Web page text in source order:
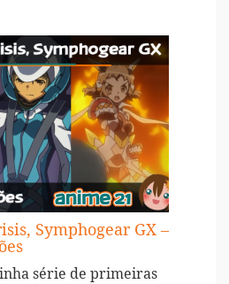
Symphogear GX –
série de primeiras